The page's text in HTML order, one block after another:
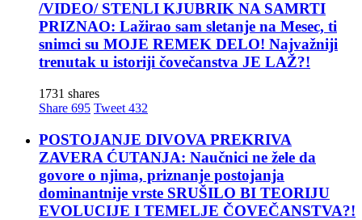
/VIDEO/ STENLI KJUBRIK NA SAMRTI
PRIZNAO: Lažirao sam sletanje na Mesec, ti
snimci su MOJE REMEK DELO! Najvažniji
trenutak u istoriji čovečanstva JE LAŽ?!
1731 shares
Share 695 Tweet 432
POSTOJANJE DIVOVA PREKRIVA
ZAVERA ĆUTANJA: Naučnici ne žele da
govore o njima, priznanje postojanja
dominantnije vrste SRUŠILO BI TEORIJU
EVOLUCIJE I TEMELJE ČOVEČANSTVA?!